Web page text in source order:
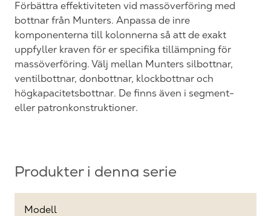
Förbättra effektiviteten vid massöverföring med
bottnar från Munters. Anpassa de inre
komponenterna till kolonnerna så att de exakt
uppfyller kraven för er specifika tillämpning för
massöverföring. Välj mellan Munters silbottnar,
ventilbottnar, donbottnar, klockbottnar och
högkapacitetsbottnar. De finns även i segment-
eller patronkonstruktioner.
Produkter i denna serie
Modell